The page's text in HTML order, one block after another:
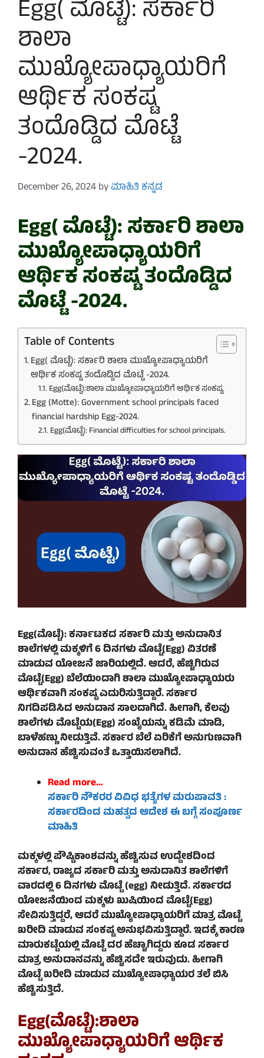
Egg( ಮೊಟ್ಟೆ): ಸರ್ಕಾರಿ
ಶಾಲಾ
ಮುಖ್ಯೋಪಾಧ್ಯಾಯರಿಗೆ
ಆರ್ಥಿಕ ಸಂಕಷ್ಟ
ತಂದೊಡ್ಡಿದ ಮೊಟ್ಟೆ
-2024.
December 26, 2024byಮಾಹಿತಿ ಕನ್ನಡ
Egg( ಮೊಟ್ಟೆ): ಸರ್ಕಾರಿ ಶಾಲಾ
ಮುಖ್ಯೋಪಾಧ್ಯಾಯರಿಗೆ
ಆರ್ಥಿಕ ಸಂಕಷ್ಟ ತಂದೊಡ್ಡಿದ
ಮೊಟ್ಟೆ -2024.
Table of Contents
Egg( ಮೊಟ್ಟೆ): ಸರ್ಕಾರಿ ಶಾಲಾ ಮುಖ್ಯೋಪಾಧ್ಯಾಯರಿಗೆ
ಆರ್ಥಿಕ ಸಂಕಷ್ಟ ತಂದೊಡ್ಡಿದ ಮೊಟ್ಟೆ -2024.
Egg(ಮೊಟ್ಟೆ):ಶಾಲಾ ಮುಖ್ಯೋಪಾಧ್ಯಾಯರಿಗೆ ಆರ್ಥಿಕ ಸಂಕಷ್ಟ.
Egg (Motte): Government school principals faced
financial hardship Egg-2024.
Egg(ಮೊಟ್ಟೆ): Financial difficulties for school principals.
Egg(ಮೊಟ್ಟೆ):ಕರ್ನಾಟಕದ ಸರ್ಕಾರಿ ಮತ್ತು ಅನುದಾನಿತ
ಶಾಲೆಗಳಲ್ಲಿ ಮಕ್ಕಳಿಗೆ 6 ದಿನಗಳು ಮೊಟ್ಟೆ(Egg)ವಿತರಣೆ
ಮಾಡುವ ಯೋಜನೆ ಜಾರಿಯಲ್ಲಿದೆ. ಆದರೆ, ಹೆಚ್ಚಿಗಿರುವ
ಮೊಟ್ಟೆ(Egg)ಬೆಲೆಯಿಂದಾಗಿ ಶಾಲಾ ಮುಖ್ಯೋಪಾಧ್ಯಾಯರು
ಆರ್ಥಿಕವಾಗಿ ಸಂಕಷ್ಟ ಎದುರಿಸುತ್ತಿದ್ದಾರೆ. ಸರ್ಕಾರ
ನಿಗದಿಪಡಿಸಿದ ಅನುದಾನ ಸಾಲದಾಗಿದೆ. ಹೀಗಾಗಿ, ಕೆಲವು
ಶಾಲೆಗಳು ಮೊಟ್ಟೆಯ(Egg)ಸಂಖ್ಯೆಯನ್ನು ಕಡಿಮೆ ಮಾಡಿ,
ಬಾಳೆಹಣ್ಣು ನೀಡುತ್ತಿವೆ. ಸರ್ಕಾರ ಬೆಲೆ ಏರಿಕೆಗೆ ಅನುಗುಣವಾಗಿ
ಅನುದಾನ ಹೆಚ್ಚಿಸುವಂತೆ ಒತ್ತಾಯಿಸಲಾಗಿದೆ.
Read more…
ಸರ್ಕಾರಿ ನೌಕರರ ವಿವಿಧ ಭತ್ಯೆಗಳ ಮರುಪಾವತಿ :
ಸರ್ಕಾರದಿಂದ ಮಹತ್ವದ ಆದೇಶ ಈ ಬಗ್ಗೆ ಸಂಪೂರ್ಣ
ಮಾಹಿತಿ
ಮಕ್ಕಳಲ್ಲಿ ಪೌಷ್ಟಿಕಾಂಶವನ್ನು ಹೆಚ್ಚಿಸುವ ಉದ್ದೇಶದಿಂದ
ಸರ್ಕಾರ, ರಾಜ್ಯದ ಸರ್ಕಾರಿ ಮತ್ತು ಅನುದಾನಿತ ಶಾಲೆಗಳಿಗೆ
ವಾರದಲ್ಲಿ 6 ದಿನಗಳು ಮೊಟ್ಟೆ (egg) ನೀಡುತ್ತಿದೆ. ಸರ್ಕಾರದ
ಯೋಜನೆಯಿಂದ ಮಕ್ಕಳು ಖುಷಿಯಿಂದ ಮೊಟ್ಟೆ(Egg)
ಸೇವಿಸುತ್ತಿದ್ದರೆ, ಆದರೆ ಮುಖ್ಯೋಪಾಧ್ಯಾಯರಿಗೆ ಮಾತ್ರ ಮೊಟ್ಟೆ
ಖರೀದಿ ಮಾಡುವ ಸಂಕಷ್ಟ ಅನುಭವಿಸುತ್ತಿದ್ದಾರೆ. ಇದಕ್ಕೆ ಕಾರಣ
ಮಾರುಕಟ್ಟೆಯಲ್ಲಿ ಮೊಟ್ಟೆ ದರ ಹೆಚ್ಚಾಗಿದ್ದರು ಕೂಡ ಸರ್ಕಾರ
ಮಾತ್ರ ಅನುದಾನವನ್ನು ಹೆಚ್ಚಿಸದೇ ಇರುವುದು. ಹೀಗಾಗಿ
ಮೊಟ್ಟೆ ಖರೀದಿ ಮಾಡುವ ಮುಖ್ಯೋಪಾಧ್ಯಾಯರ ತಲೆ ಬಿಸಿ
ಹೆಚ್ಚಿಸುತ್ತಿದೆ.
Egg(ಮೊಟ್ಟೆ):ಶಾಲಾ
ಮುಖ್ಯೋಪಾಧ್ಯಾಯರಿಗೆ ಆರ್ಥಿಕ